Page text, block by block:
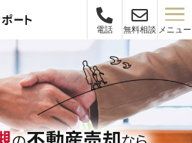
電話 無料相談 メニュー